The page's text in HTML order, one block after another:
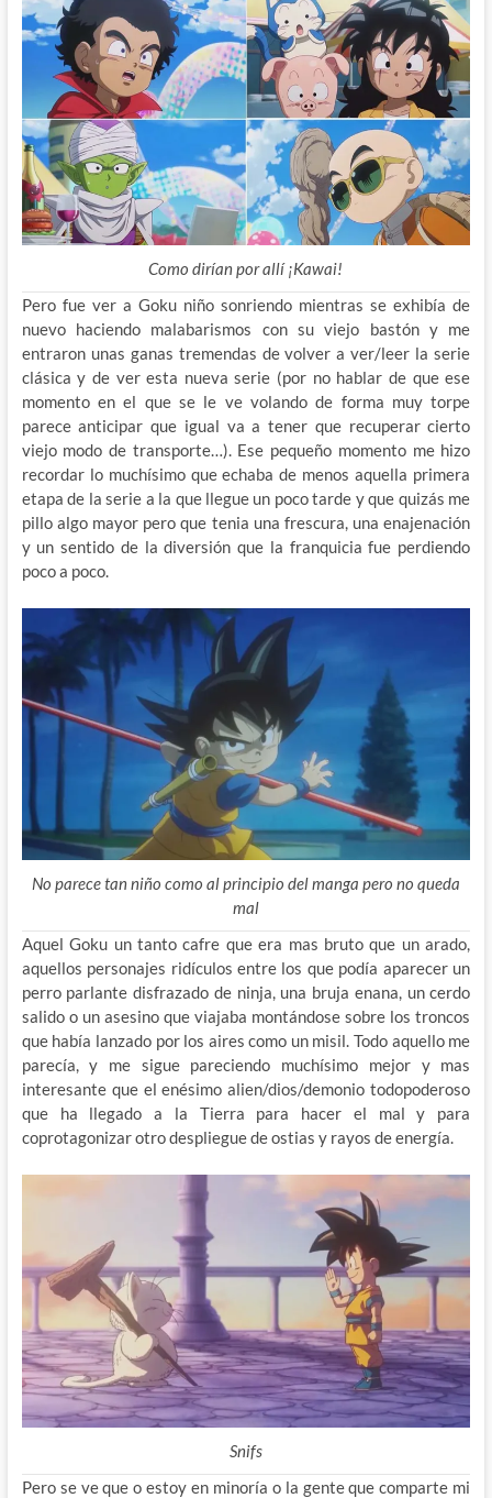
Como dirían por allí ¡Kawai!
Pero fue ver a Goku niño sonriendo mientras se exhibía de
nuevo haciendo malabarismos con su viejo bastón y me
entraron unas ganas tremendas de volver a ver/leer la serie
clásica y de ver esta nueva serie (por no hablar de que ese
momento en el que se le ve volando de forma muy torpe
parece anticipar que igual va a tener que recuperar cierto
viejo modo de transporte…). Ese pequeño momento me hizo
recordar lo muchísimo que echaba de menos aquella primera
etapa de la serie a la que llegue un poco tarde y que quizás me
pillo algo mayor pero que tenia una frescura, una enajenación
y un sentido de la diversión que la franquicia fue perdiendo
poco a poco.
No parece tan niño como al principio del manga pero no queda
mal
Aquel Goku un tanto cafre que era mas bruto que un arado,
aquellos personajes ridículos entre los que podía aparecer un
perro parlante disfrazado de ninja, una bruja enana, un cerdo
salido o un asesino que viajaba montándose sobre los troncos
que había lanzado por los aires como un misil. Todo aquello me
parecía, y me sigue pareciendo muchísimo mejor y mas
interesante que el enésimo alien/dios/demonio todopoderoso
que ha llegado a la Tierra para hacer el mal y para
coprotagonizar otro despliegue de ostias y rayos de energía.
Snifs
Pero se ve que o estoy en minoría o la gente que comparte mi